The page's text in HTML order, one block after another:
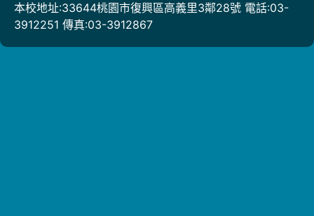
本校地址:33644桃園市復興區高義里3鄰28號 電話:03-
3912251 傳真:03-3912867